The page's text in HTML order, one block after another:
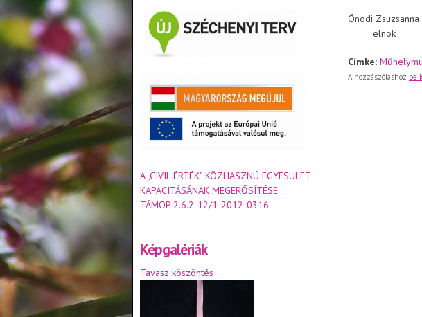
Ónodi
Címke:
A hozzászóláshoz be
A „CIVIL ÉRTÉK” KÖZHASZNÚ EGYESÜLET
KAPACITÁSÁNAK MEGERŐSÍTÉSE
TÁMOP 2.6.2-12/1-2012-0316
Képgalériák
Tavasz köszöntés